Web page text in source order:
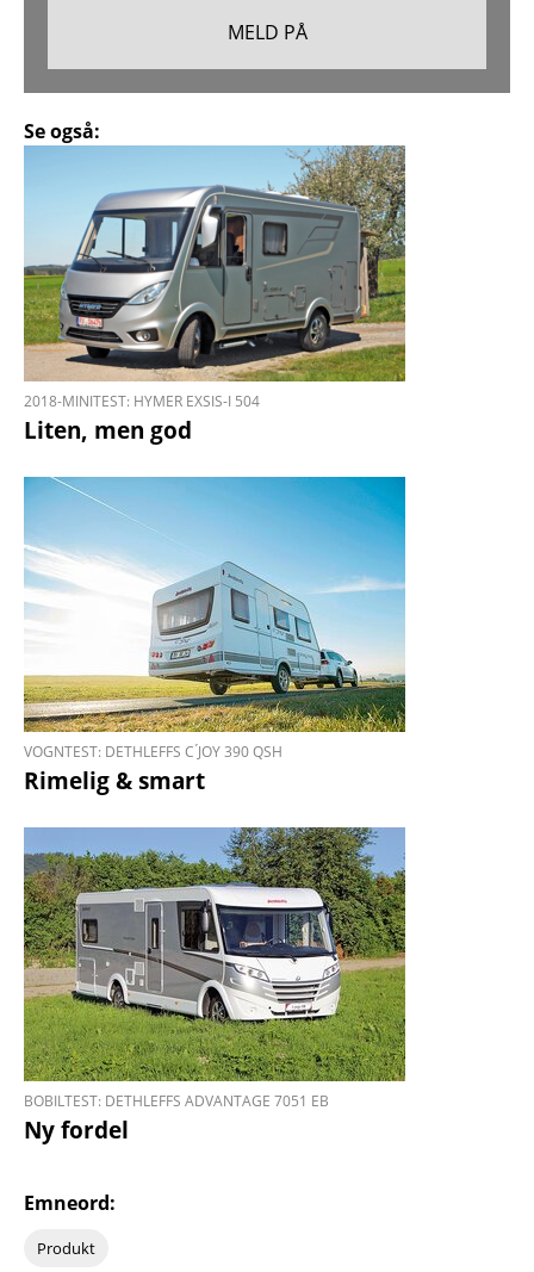
Se også:
2018-MINITEST: HYMER EXSIS-I 504
Liten, men god
VOGNTEST: DETHLEFFS C ́JOY 390 QSH
Rimelig & smart
BOBILTEST: DETHLEFFS ADVANTAGE 7051 EB
Ny fordel
Emneord:
Produkt